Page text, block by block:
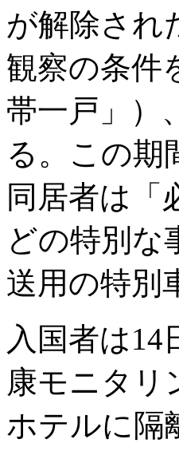
が解除され
観察の条件
帯一戸」）
る。この期
同居者は「
どの特別な
送用の特別
入国者は14
康モニタリ
ホテルに隔